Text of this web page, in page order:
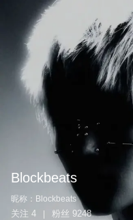
Blockbeats
昵称： Blockbeats
关注 4 粉丝 9248